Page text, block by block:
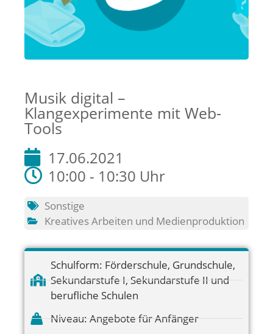
Musik digital –
Klangexperimente mit Web-
Tools
17.06.2021
10:00 - 10:30 Uhr
Sonstige
Kreatives Arbeiten und Medienproduktion
Schulform: Förderschule, Grundschule,
Sekundarstufe I, Sekundarstufe II und
berufliche Schulen
Niveau: Angebote für Anfänger